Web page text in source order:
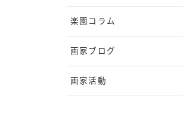
楽園コラム
画家ブログ
画家活動